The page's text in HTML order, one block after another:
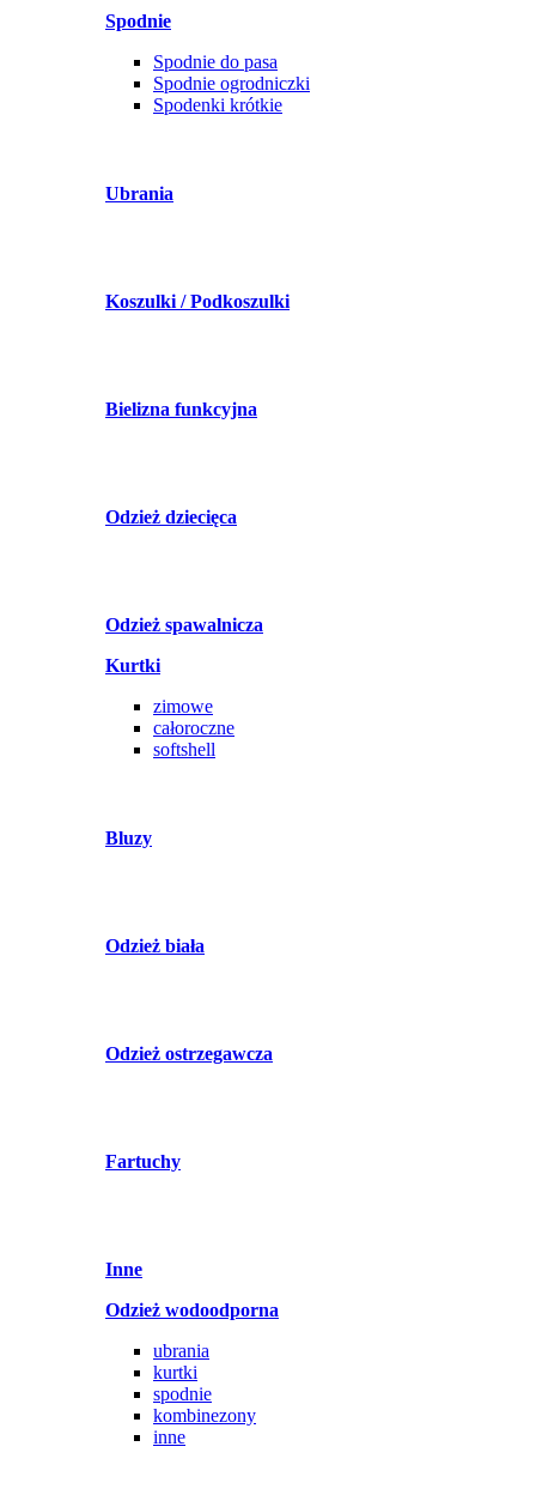
Spodnie
Spodnie do pasa
Spodnie ogrodniczki
Spodenki krótkie
Ubrania
Koszulki / Podkoszulki
Bielizna funkcyjna
Odzież dziecięca
Odzież spawalnicza
Kurtki
zimowe
całoroczne
softshell
Bluzy
Odzież biała
Odzież ostrzegawcza
Fartuchy
Inne
Odzież wodoodporna
ubrania
kurtki
spodnie
kombinezony
inne